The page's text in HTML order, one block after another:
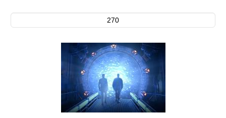
270